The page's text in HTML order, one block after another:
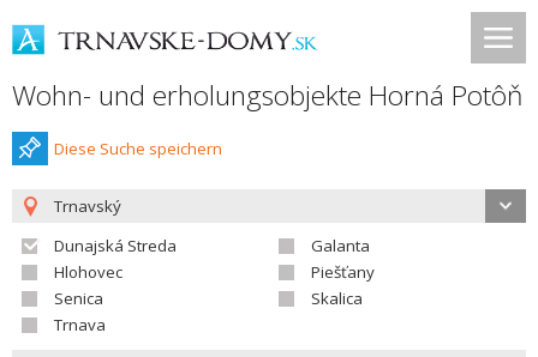
Wohn- und erholungsobjekte Horná Potôň
Diese Suche speichern
Trnavský
Dunajská Streda
Galanta
Hlohovec
Piešťany
Senica
Skalica
Trnava